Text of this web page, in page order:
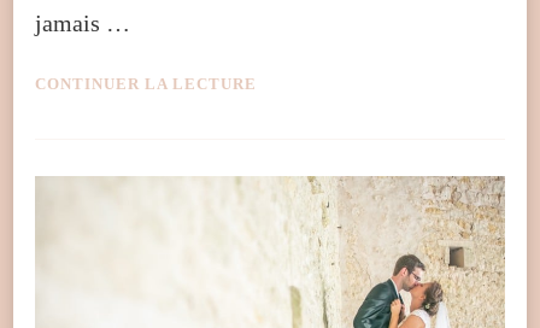
jamais …
CONTINUER LA LECTURE